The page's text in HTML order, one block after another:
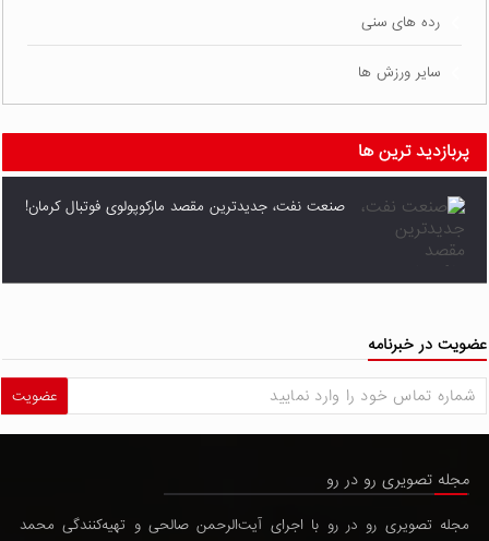
رده های سنی
سایر ورزش ها
پربازدید ترین ها
صنعت نفت، جدیدترین مقصد مارکوپولوی فوتبال کرمان!
عضویت در خبرنامه
عضویت
مجله تصویری رو در رو
مجله تصویری رو در رو با اجرای آیت‌الرحمن صالحی و تهیه‌کنندگی محمد